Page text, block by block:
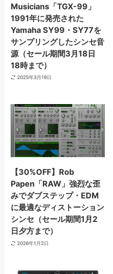
Musicians「TGX-99」
1991年に発売された
Yamaha SY99・SY77を
サンプリングしたシンセ音
源（セール期間3月18日
18時まで）
2025年3月19日
【30%OFF】Rob
Papen「RAW」強烈な歪
みでダブステップ・EDM
に最適なディストーション
シンセ（セール期間1月2
日夕方まで）
2026年1月2日